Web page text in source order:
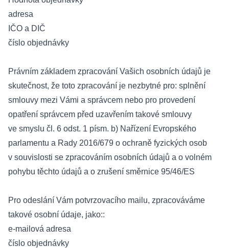
adresa
IČO a DIČ
číslo objednávky
Právním základem zpracování Vašich osobních údajů je
skutečnost, že toto zpracování je nezbytné pro: splnění
smlouvy mezi Vámi a správcem nebo pro provedení
opatření správcem před uzavřením takové smlouvy
ve smyslu čl. 6 odst. 1 písm. b) Nařízení Evropského
parlamentu a Rady 2016/679 o ochraně fyzických osob
v souvislosti se zpracováním osobních údajů a o volném
pohybu těchto údajů a o zrušení směrnice 95/46/ES
Pro odeslání Vám potvrzovacího mailu, zpracováváme
takové osobní údaje, jako::
e-mailová adresa
číslo objednávky